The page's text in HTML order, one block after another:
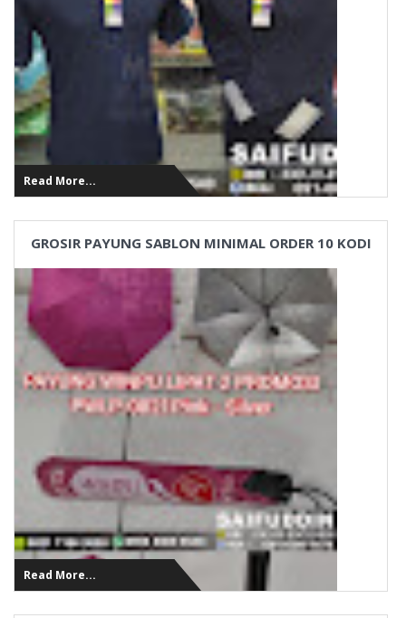
Read More...
GROSIR PAYUNG SABLON MINIMAL ORDER 10 KODI
Read More...